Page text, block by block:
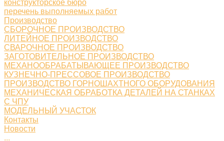
конструкторское бюро
перечень выполняемых работ
Производство
СБОРОЧНОЕ ПРОИЗВОДСТВО
ЛИТЕЙНОЕ ПРОИЗВОДСТВО
СВАРОЧНОЕ ПРОИЗВОДСТВО
ЗАГОТОВИТЕЛЬНОЕ ПРОИЗВОДСТВО
МЕХАНООБРАБАТЫВАЮЩЕЕ ПРОИЗВОДСТВО
КУЗНЕЧНО-ПРЕССОВОЕ ПРОИЗВОДСТВО
ПРОИЗВОДСТВО ГОРНОШАХТНОГО ОБОРУДОВАНИЯ
МЕХАНИЧЕСКАЯ ОБРАБОТКА ДЕТАЛЕЙ НА СТАНКАХ
С ЧПУ
МОДЕЛЬНЫЙ УЧАСТОК
Контакты
Новости
...